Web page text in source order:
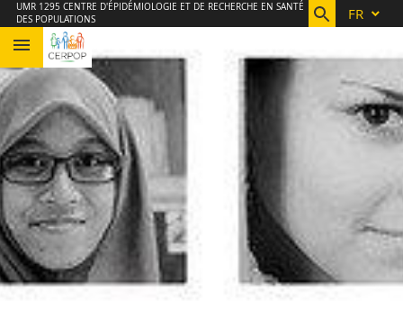
Aller
au
contenu
Navigation
Accès
directs
Connexion
UMR 1295 CENTRE D'ÉPIDÉMIOLOGIE ET DE RECHERCHE EN SANTÉ
DES POPULATIONS
FR